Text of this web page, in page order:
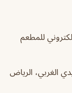
للمطعم
الغربي، الرياض